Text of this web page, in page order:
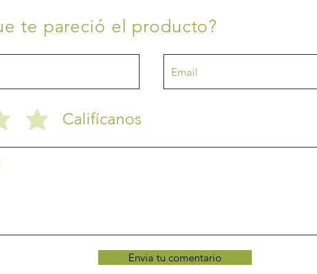
te pareció el producto?
Califícanos
Envia tu comentario